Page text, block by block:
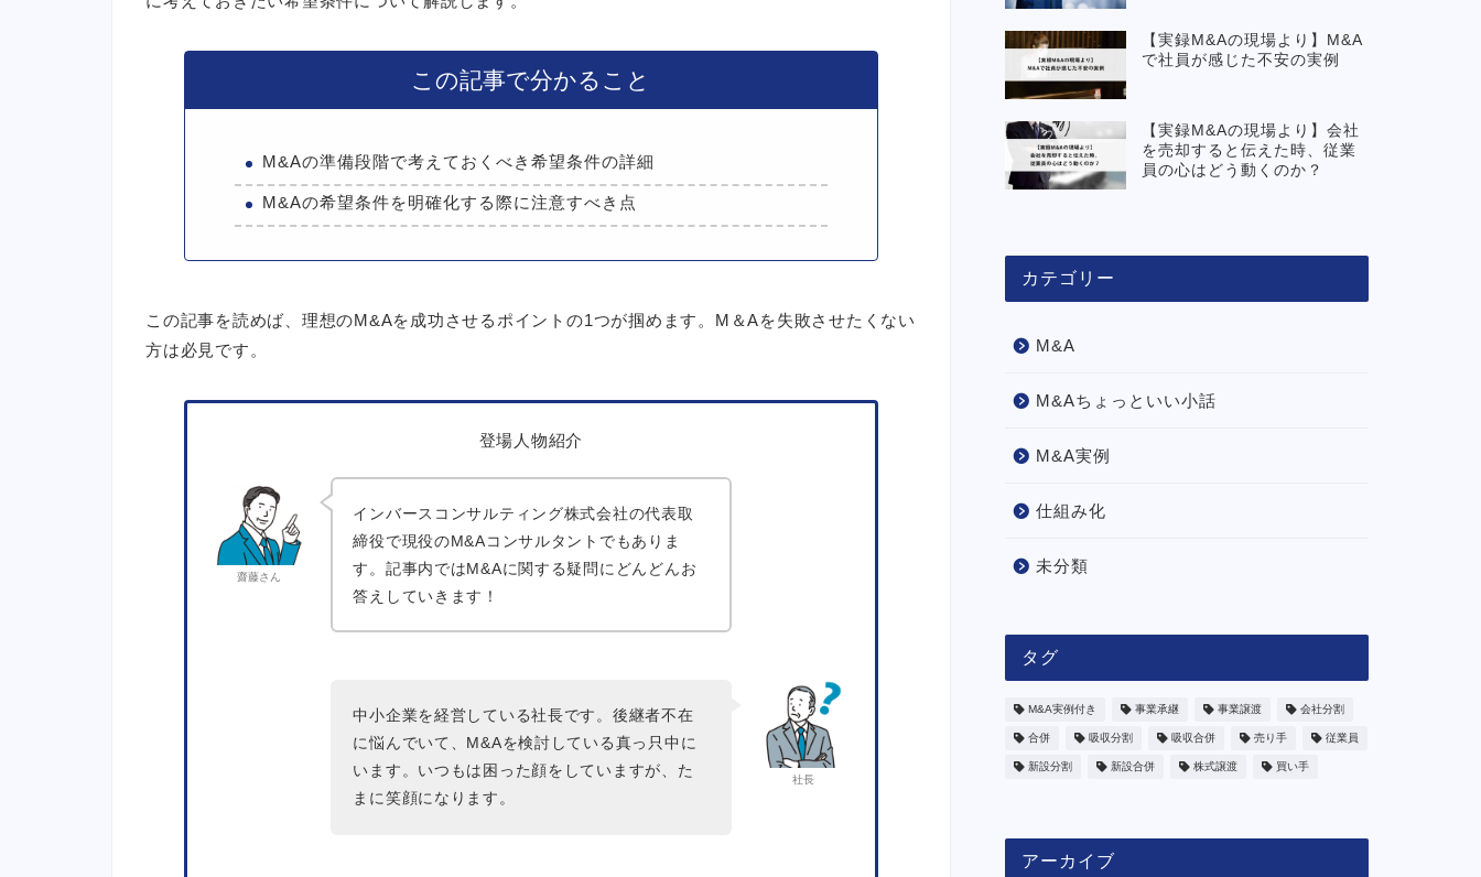
この記事で分かること
M&Aの準備段階で考えておくべき希望条件の詳細
M&Aの希望条件を明確化する際に注意すべき点
この記事を読めば、理想のM&Aを成功させるポイントの1つが掴めます。M＆Aを失敗させたくない
方は必見です。
登場人物紹介
齋藤さん
インバースコンサルティング株式会社の代表取
締役で現役のM&Aコンサルタントでもありま
す。記事内ではM&Aに関する疑問にどんどんお
答えしていきます！
社長
中小企業を経営している社長です。後継者不在
に悩んでいて、M&Aを検討している真っ只中に
います。いつもは困った顔をしていますが、た
まに笑顔になります。
【実録M&Aの現場より】M&A
で社員が感じた不安の実例
【実録M&Aの現場より】会社
を売却すると伝えた時、従業
員の心はどう動くのか？
カテゴリー
M&A
M&Aちょっといい小話
M&A実例
仕組み化
未分類
タグ
M&A実例付き 事業承継 事業譲渡 会社分割
合併 吸収分割 吸収合併 売り手 従業員
新設分割 新設合併 株式譲渡 買い手
アーカイブ